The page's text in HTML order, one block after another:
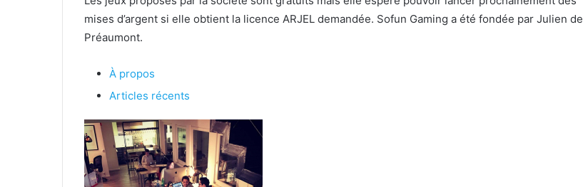
mises d’argent si elle obtient la licence ARJEL demandée. Sofun Gaming a été fondée par Julien de
Préaumont.
À propos
Articles récents